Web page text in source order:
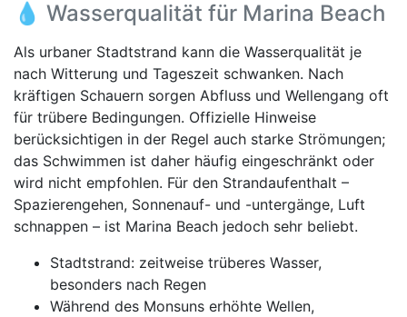
💧 Wasserqualität für Marina Beach
Als urbaner Stadtstrand kann die Wasserqualität je
nach Witterung und Tageszeit schwanken. Nach
kräftigen Schauern sorgen Abfluss und Wellengang oft
für trübere Bedingungen. Offizielle Hinweise
berücksichtigen in der Regel auch starke Strömungen;
das Schwimmen ist daher häufig eingeschränkt oder
wird nicht empfohlen. Für den Strandaufenthalt –
Spazierengehen, Sonnenauf- und -untergänge, Luft
schnappen – ist Marina Beach jedoch sehr beliebt.
Stadtstrand: zeitweise trüberes Wasser,
besonders nach Regen
Während des Monsuns erhöhte Wellen,